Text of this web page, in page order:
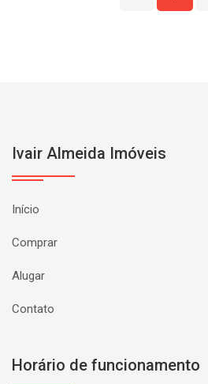
Ivair Almeida Imóveis
Início
Comprar
Alugar
Contato
Horário de funcionamento